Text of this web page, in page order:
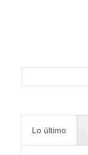
Lo último